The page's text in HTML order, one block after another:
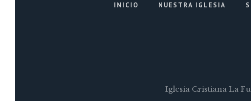
INICIO NUESTRA IGLESIA
Iglesia Cristiana La